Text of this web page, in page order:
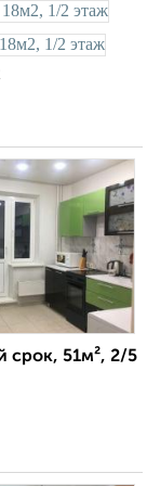
срок, 51м², 2/5